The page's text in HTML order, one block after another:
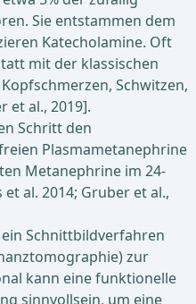
Sie entstammen dem
Katecholamine. Oft
mit der klassischen
Schwitzen,
et al., 2019].
Schritt den
Plasmametanephrine
Metanephrine im 24-
al. 2014; Gruber et al.,
Schnittbildverfahren
zur
kann eine funktionelle
sinnvollsein, um eine